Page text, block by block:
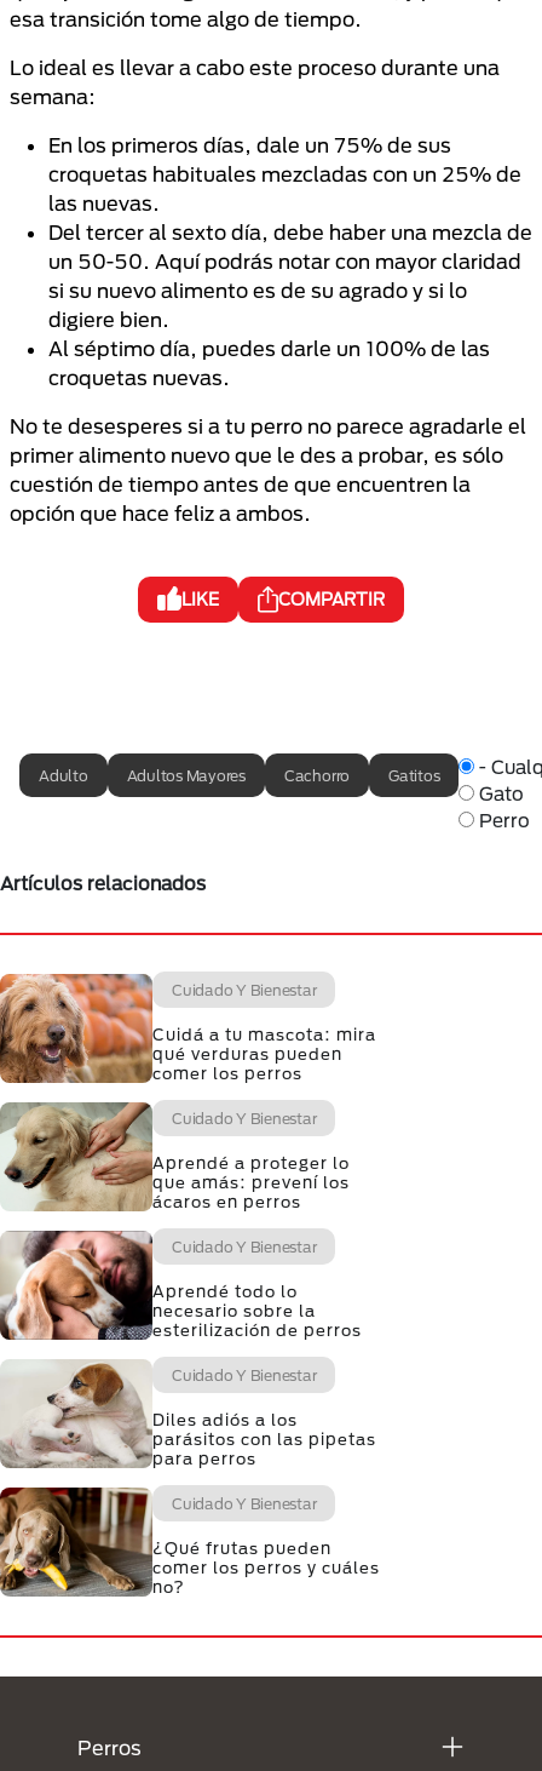
esa transición tome algo de tiempo.
Lo ideal es llevar a cabo este proceso durante una
semana:
En los primeros días, dale un 75% de sus
croquetas habituales mezcladas con un 25% de
las nuevas.
Del tercer al sexto día, debe haber una mezcla de
un 50-50. Aquí podrás notar con mayor claridad
si su nuevo alimento es de su agrado y si lo
digiere bien.
Al séptimo día, puedes darle un 100% de las
croquetas nuevas.
No te desesperes si a tu perro no parece agradarle el
primer alimento nuevo que le des a probar, es sólo
cuestión de tiempo antes de que encuentren la
opción que hace feliz a ambos.
LIKE COMPARTIR
Adulto Adultos Mayores Cachorro Gatitos
-
Gato
Perro
Artículos relacionados
Cuidado Y Bienestar
Cuidá a tu mascota: mira
qué verduras pueden
comer los perros
Cuidado Y Bienestar
Aprendé a proteger lo
que amás: prevení los
ácaros en perros
Cuidado Y Bienestar
Aprendé todo lo
necesario sobre la
esterilización de perros
Cuidado Y Bienestar
Diles adiós a los
parásitos con las pipetas
para perros
Cuidado Y Bienestar
¿Qué frutas pueden
comer los perros y cuáles
no?
Perros